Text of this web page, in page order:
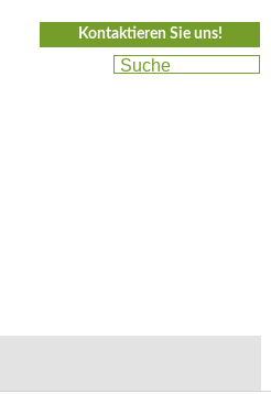
Kontaktieren Sie uns!